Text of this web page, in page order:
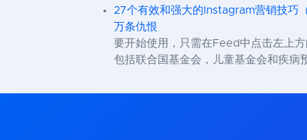
27个有效和强大的Instagram营销技巧
万条仇恨
要开始使用，只需在Feed中点击左上
包括联合国基金会，儿童基金会和疾